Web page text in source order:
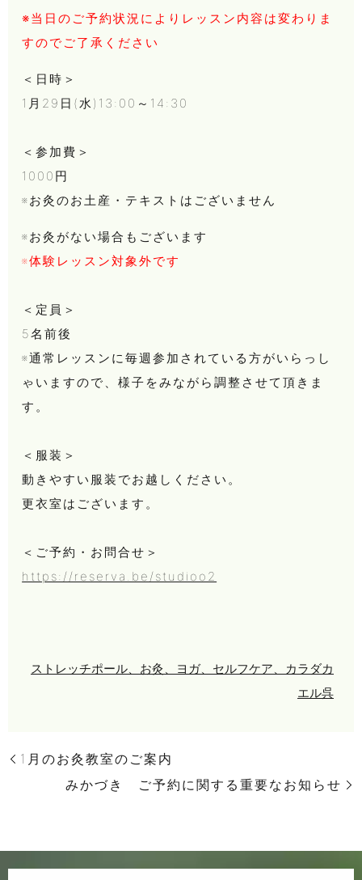
※当日のご予約状況によりレッスン内容は変わりま
すのでご了承ください
＜日時＞
1月29日(水)13:00～14:30
＜参加費＞
1000円
※お灸のお土産・テキストはございません
※お灸がない場合もございます
※体験レッスン対象外です
＜定員＞
5名前後
※通常レッスンに毎週参加されている方がいらっし
ゃいますので、様子をみながら調整させて頂きま
す。
＜服装＞
動きやすい服装でお越しください。
更衣室はございます。
＜ご予約・お問合せ＞
https://reserva.be/studioo2
ストレッチポール、お灸、ヨガ、セルフケア、カラダカ
エル呉
1月のお灸教室のご案内
みかづき ご予約に関する重要なお知らせ